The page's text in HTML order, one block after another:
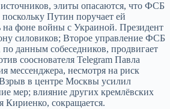
элиты опасаются, что ФСБ
Путин поручает ей
на фоне войны с Украиной. Президент
силовиков; Второе управление ФСБ
по данным собеседников, продвигает
сооснователя Telegram Павла
мессенджера, несмотря на риск
Взрыв в центре Москвы усилил
мер; влияние других кремлёвских
Кириенко, сокращается.